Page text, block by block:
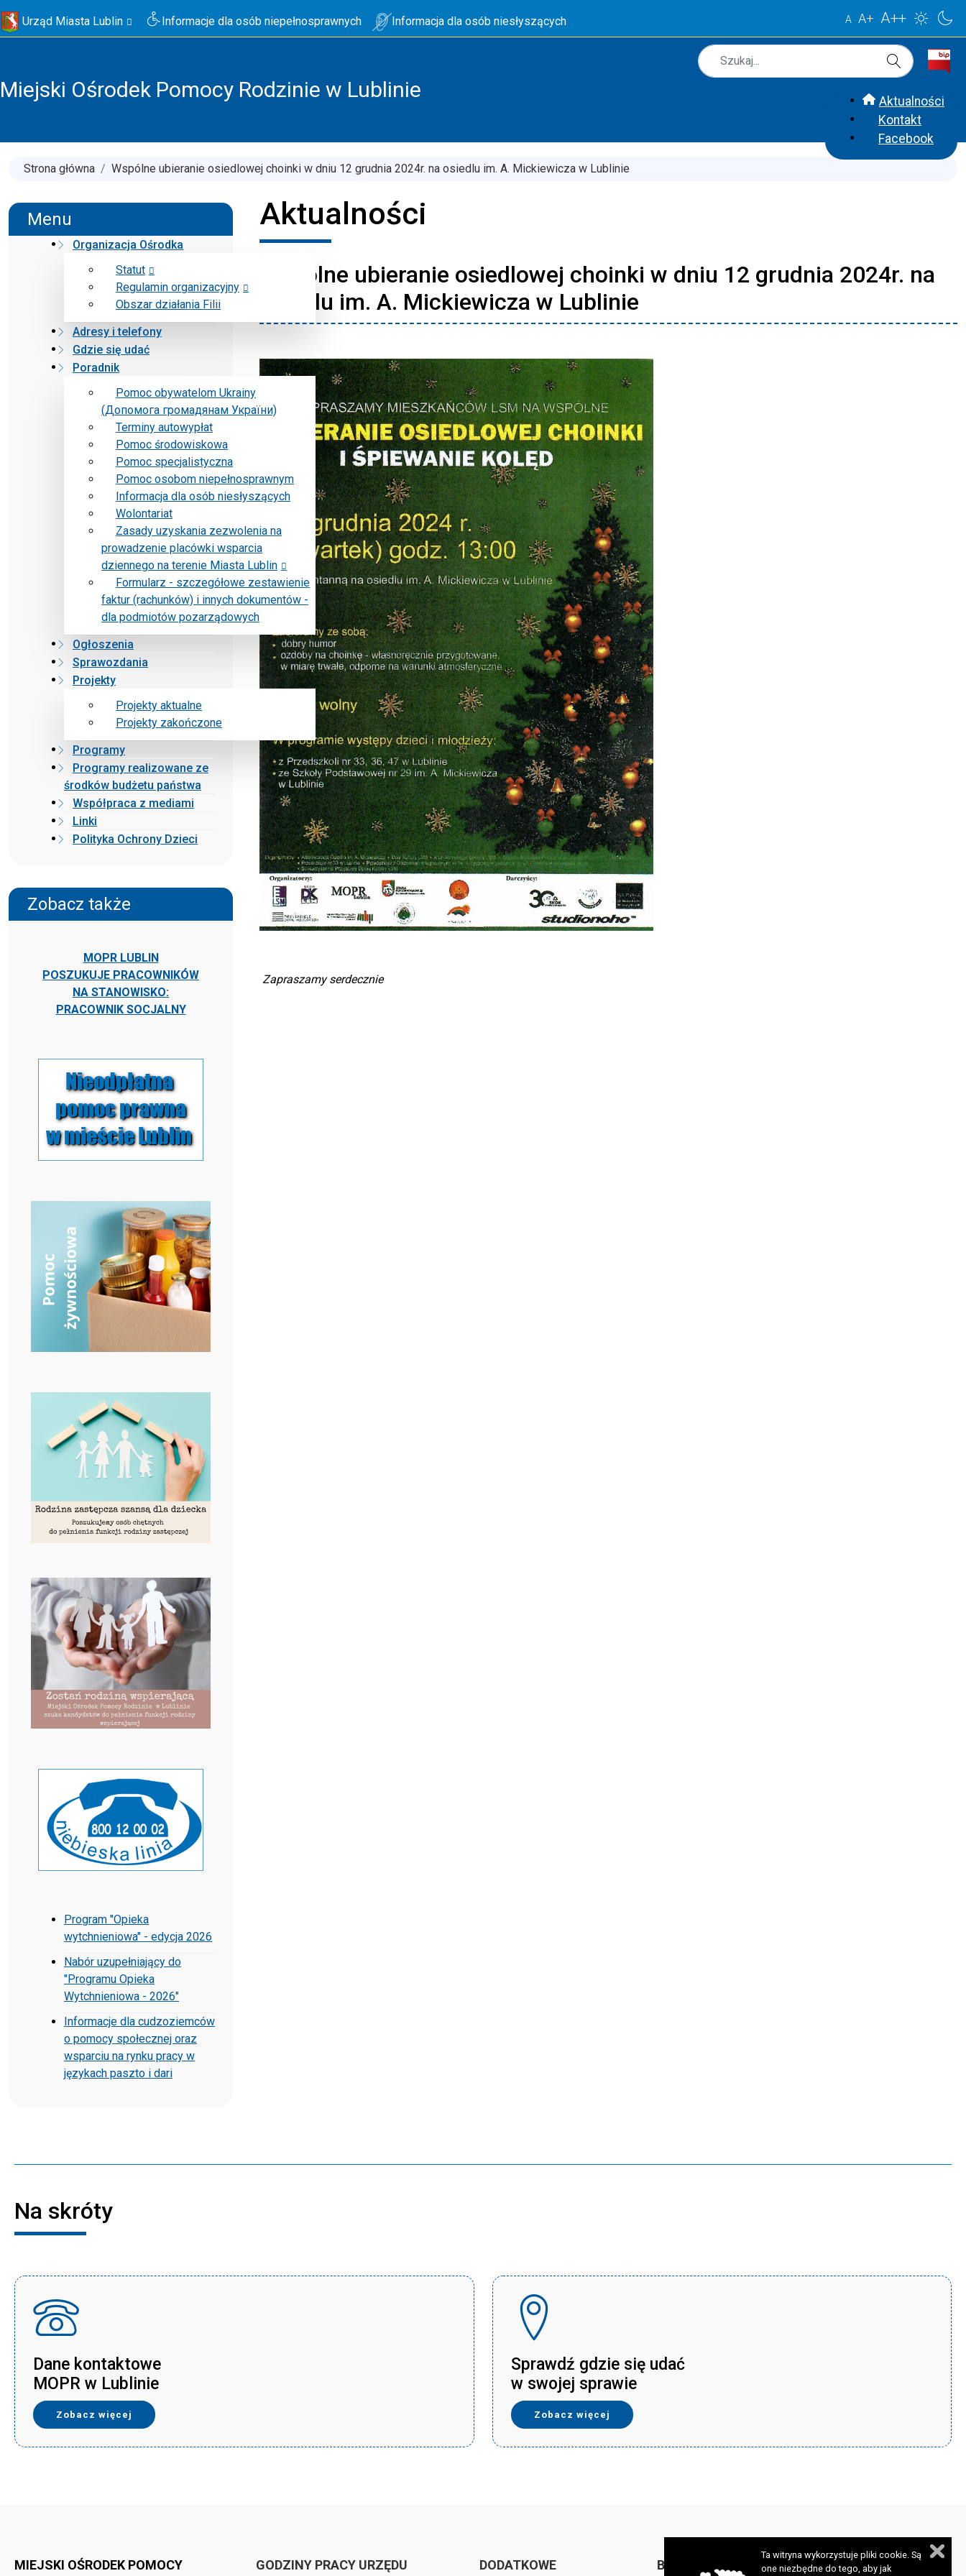
Urząd Miasta Lublin Informacje dla osób niepełnosprawnych Informacja dla osób niesłyszących A A+ A++
Miejski Ośrodek Pomocy Rodzinie w Lublinie
Szukaj
Type 2 or more characters for results.
Aktualności
Kontakt
Facebook
Strona główna Wspólne ubieranie osiedlowej choinki w dniu 12 grudnia 2024r. na osiedlu im. A. Mickiewicza w Lublinie
Menu
Organizacja Ośrodka
Statut
Regulamin organizacyjny
Obszar działania Filii
Adresy i telefony
Gdzie się udać
Poradnik
Pomoc obywatelom Ukrainy
(Допомога громадянам України)
Terminy autowypłat
Pomoc środowiskowa
Pomoc specjalistyczna
Pomoc osobom niepełnosprawnym
Informacja dla osób niesłyszących
Wolontariat
Zasady uzyskania zezwolenia na
prowadzenie placówki wsparcia
dziennego na terenie Miasta Lublin
Formularz - szczegółowe zestawienie
faktur (rachunków) i innych dokumentów -
dla podmiotów pozarządowych
Ogłoszenia
Sprawozdania
Projekty
Projekty aktualne
Projekty zakończone
Programy
Programy realizowane ze
środków budżetu państwa
Współpraca z mediami
Linki
Polityka Ochrony Dzieci
Zobacz także
MOPR LUBLIN
POSZUKUJE PRACOWNIKÓW
NA STANOWISKO:
PRACOWNIK SOCJALNY
Program "Opieka
wytchnieniowa" - edycja 2026
Nabór uzupełniający do
"Programu Opieka
Wytchnieniowa - 2026"
Informacje dla cudzoziemców
o pomocy społecznej oraz
wsparciu na rynku pracy w
językach paszto i dari
Aktualności
Wspólne ubieranie osiedlowej choinki w dniu 12 grudnia 2024r. na
osiedlu im. A. Mickiewicza w Lublinie
Zapraszamy serdecznie
Na skróty
Dane kontaktowe
MOPR w Lublinie
Zobacz więcej
Sprawdź gdzie się udać
w swojej sprawie
Zobacz więcej
MIEJSKI OŚRODEK POMOCY GODZINY PRACY URZĘDU DODATKOWE BIULETYN
Ta witryna wykorzystuje pliki cookie. Są
one niezbędne do tego, aby jak